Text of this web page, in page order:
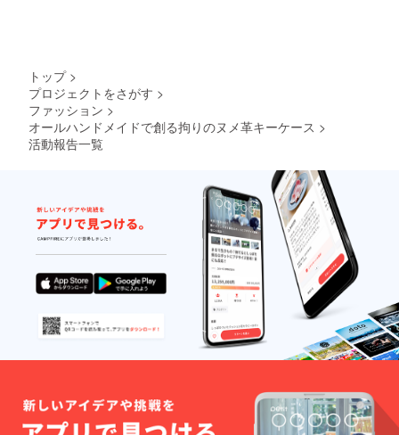
ものづくり
成はなく、
常に品質の
向上に努め
ていくべき
と考えてい
ます。
日々の気づ
きと学びを
製品に反映
し、より良
い“あなたの
物”を追求し
続けます。
トップ >
プロジェクトをさがす >
ファッション >
オールハンドメイドで創る拘りのヌメ革キーケース >
活動報告一覧